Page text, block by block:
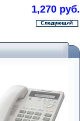
1,270 руб.